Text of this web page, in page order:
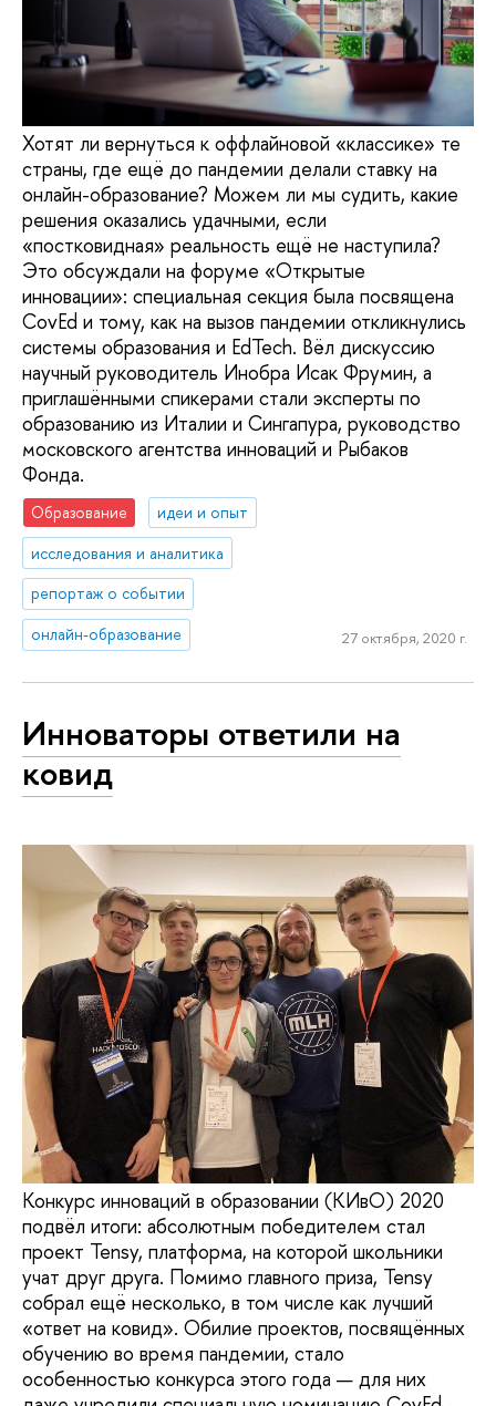
Хотят ли вернуться к оффлайновой «классике» те
страны, где ещё до пандемии делали ставку на
онлайн-образование? Можем ли мы судить, какие
решения оказались удачными, если
«постковидная» реальность ещё не наступила?
Это обсуждали на форуме «Открытые
инновации»: специальная секция была посвящена
CovEd и тому, как на вызов пандемии откликнулись
системы образования и EdTech. Вёл дискуссию
научный руководитель Инобра Исак Фрумин, а
приглашёнными спикерами стали эксперты по
образованию из Италии и Сингапура, руководство
московского агентства инноваций и Рыбаков
Фонда.
Образование
идеи и опыт
исследования и аналитика
репортаж о событии
онлайн-образование
27 октября, 2020 г.
Инноваторы ответили на
ковид
Конкурс инноваций в образовании (КИвО) 2020
подвёл итоги: абсолютным победителем стал
проект Tensy, платформа, на которой школьники
учат друг друга. Помимо главного приза, Tensy
собрал ещё несколько, в том числе как лучший
«ответ на ковид». Обилие проектов, посвящённых
обучению во время пандемии, стало
особенностью конкурса этого года — для них